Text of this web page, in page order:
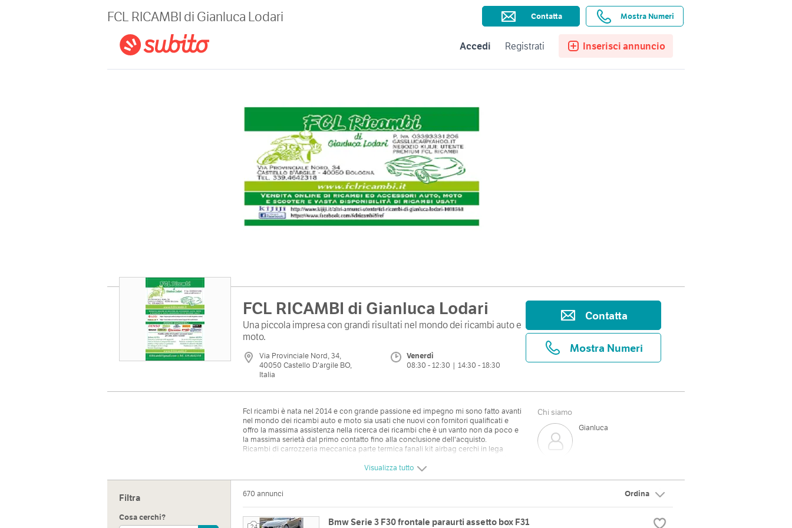
Magazine Consigli per la vendita Subito per le Aziende Assistenza Ricerche salvate Preferiti
Accedi Registrati Inserisci annuncio
FCL RICAMBI di Gianluca Lodari Contatta Mostra Numeri
FCL RICAMBI di Gianluca Lodari
Una piccola impresa con grandi risultati nel mondo dei ricambi auto e
moto.
Via Provinciale Nord, 34,
40050 Castello D'argile BO,
Italia
Venerdì
08:30 - 12:30 | 14:30 - 18:30
Contatta
Mostra Numeri
Fcl ricambi è nata nel 2014 e con grande passione ed impegno mi sono fatto avanti
nel mondo dei ricambi auto e moto sia usati che nuovi con fornitori qualificati e
offro la massima assistenza nella ricerca dei ricambi che è un vanto non da poco e
la massima serietà dal primo contatto fino alla conclusione dell'acquisto.
Ricambi di carrozzeria meccanica parte termica fanali kit airbag cerchi in lega
portaggio,catene da neve, caricabatterie,coprisedili e molto. Mentre per moto e
Chi siamo
Gianluca
Visualizza tutto
Filtra
Cosa cerchi?
670 annunci Ordina
Bmw Serie 3 F30 frontale paraurti assetto box F31